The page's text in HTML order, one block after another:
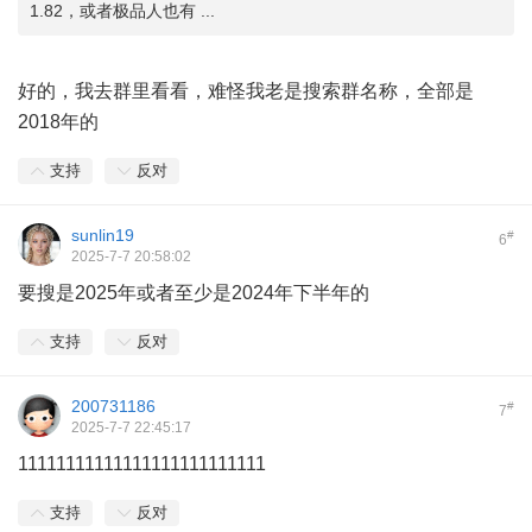
1.82，或者极品人也有 ...
好的，我去群里看看，难怪我老是搜索群名称，全部是
2018年的
支持 反对
6#
sunlin19
2025-7-7 20:58:02
要搜是2025年或者至少是2024年下半年的
支持 反对
7#
200731186
2025-7-7 22:45:17
11111111111111111111111111
支持 反对